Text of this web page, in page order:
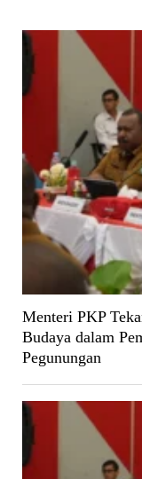
Menteri PKP
Budaya dalam
Pegunungan